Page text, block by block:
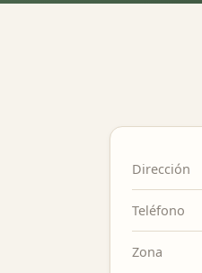
Dirección
Teléfono
Zona